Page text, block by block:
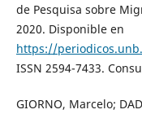
de Pesquisa sobre
2020. Disponible en
https://
ISSN 2594-7433.
GIORNO, Marcelo;